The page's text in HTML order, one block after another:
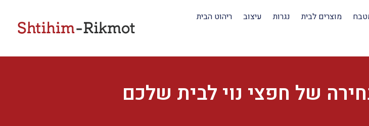
מוצרים לבית נגרות עיצוב
ריהוט הבית
של חפצי נוי לבית שלכם